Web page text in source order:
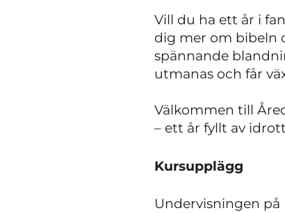
Vill du ha ett år i
dig mer om bibeln
spännande
utmanas och får
Välkommen till
– ett år fyllt av
Kursupplägg
Undervisningen på